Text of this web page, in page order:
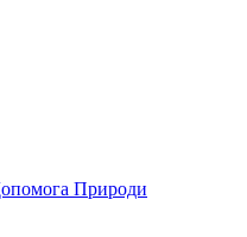
Природи